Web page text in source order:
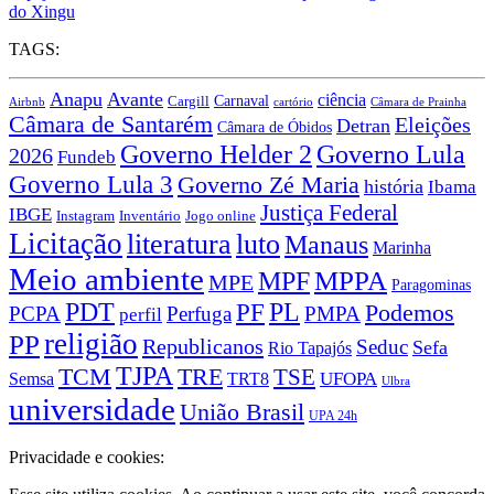
do Xingu
TAGS:
Airbnb Anapu Avante Cargill Carnaval cartório ciência Câmara de Prainha
Câmara de Santarém Câmara de Óbidos Detran Eleições
2026 Fundeb Governo Helder 2 Governo Lula
Governo Lula 3 Governo Zé Maria história Ibama
IBGE Instagram Inventário Jogo online Justiça Federal
LicitaçãoliteraturalutoManaus Marinha
Meio ambiente MPEMPFMPPA Paragominas
PCPAPDT perfil PerfugaPFPL PMPAPodemos
PPreligião Republicanos Rio Tapajós Seduc Sefa
Semsa TCM TJPATRE TRT8 TSE UFOPA Ulbra
universidade União Brasil UPA 24h
Privacidade e cookies: